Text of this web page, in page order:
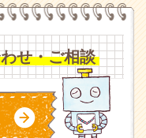
せ・ご相談